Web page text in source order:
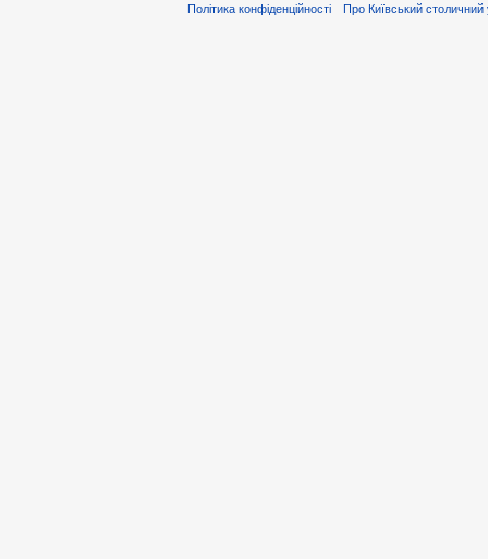
Політика конфіденційності Про Київський столичний